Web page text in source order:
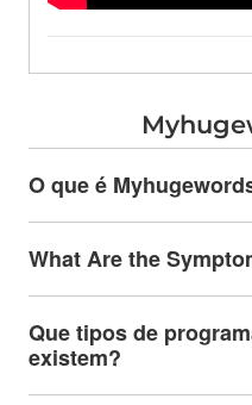
O que é
What Are the
Que tipos de
existem?